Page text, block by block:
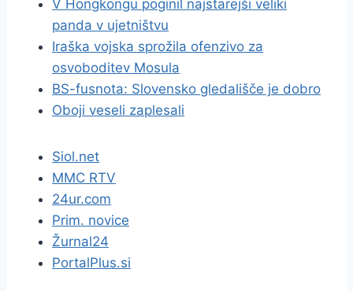
V Hongkongu poginil najstarejši veliki
panda v ujetništvu
Iraška vojska sprožila ofenzivo za
osvoboditev Mosula
BS-fusnota: Slovensko gledališče je dobro
Oboji veseli zaplesali
Siol.net
MMC RTV
24ur.com
Prim. novice
Žurnal24
PortalPlus.si